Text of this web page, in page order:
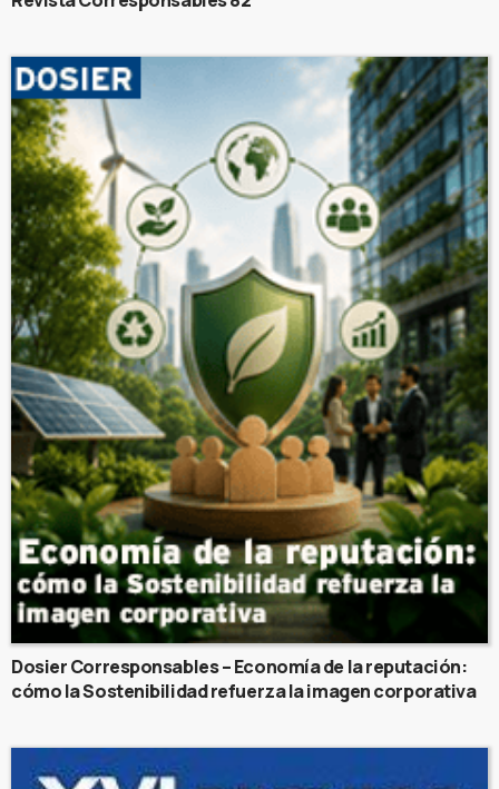
Dosier Corresponsables – Economía de la reputación:
cómo la Sostenibilidad refuerza la imagen corporativa